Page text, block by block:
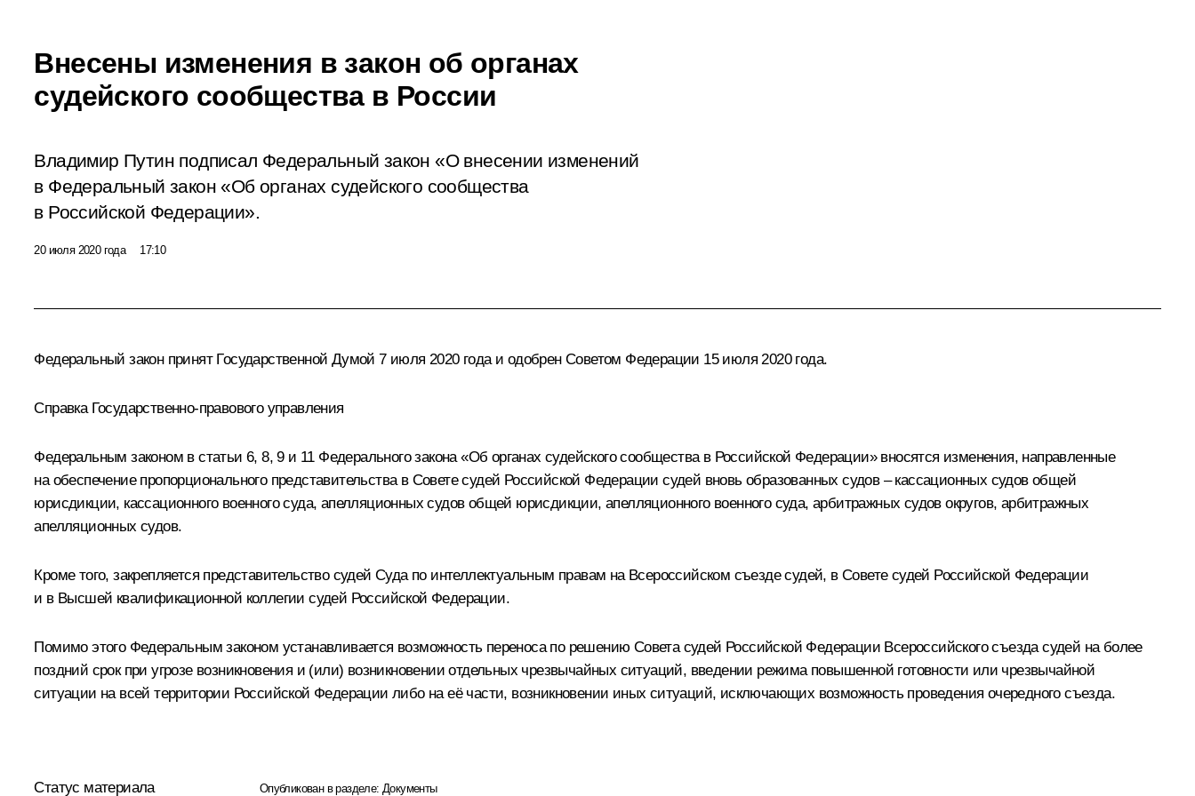
Внесены изменения в закон об органах
судейского сообщества в России
Владимир Путин подписал Федеральный закон «О внесении изменений
в Федеральный закон «Об органах судейского сообщества
в Российской Федерации».
20 июля 2020 года 17:10
Федеральный закон принят Государственной Думой 7 июля 2020 года и одобрен Советом Федерации 15 июля 2020 года.
Справка Государственно-правового управления
Федеральным законом в статьи 6, 8, 9 и 11 Федерального закона «Об органах судейского сообщества в Российской Федерации» вносятся изменения, направленные
на обеспечение пропорционального представительства в Совете судей Российской Федерации судей вновь образованных судов – кассационных судов общей
юрисдикции, кассационного военного суда, апелляционных судов общей юрисдикции, апелляционного военного суда, арбитражных судов округов, арбитражных
апелляционных судов.
Кроме того, закрепляется представительство судей Суда по интеллектуальным правам на Всероссийском съезде судей, в Совете судей Российской Федерации
и в Высшей квалификационной коллегии судей Российской Федерации.
Помимо этого Федеральным законом устанавливается возможность переноса по решению Совета судей Российской Федерации Всероссийского съезда судей на более
поздний срок при угрозе возникновения и (или) возникновении отдельных чрезвычайных ситуаций, введении режима повышенной готовности или чрезвычайной
ситуации на всей территории Российской Федерации либо на её части, возникновении иных ситуаций, исключающих возможность проведения очередного съезда.
Статус материала Опубликован в разделе: Документы